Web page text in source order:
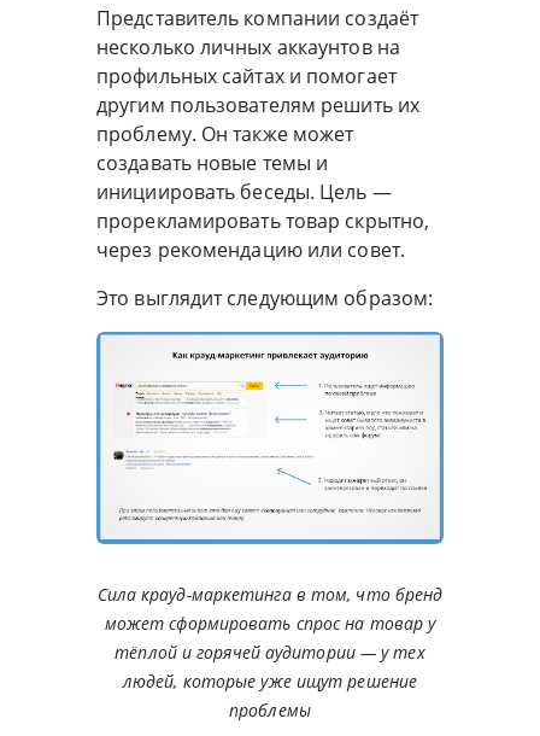
Представитель компании создаёт
несколько личных аккаунтов на
профильных сайтах и помогает
другим пользователям решить их
проблему. Он также может
создавать новые темы и
инициировать беседы. Цель —
прорекламировать товар скрытно,
через рекомендацию или совет.
Это выглядит следующим образом:
Сила крауд-маркетинга в том, что бренд
может сформировать спрос на товар у
тёплой и горячей аудитории — у тех
людей, которые уже ищут решение
проблемы